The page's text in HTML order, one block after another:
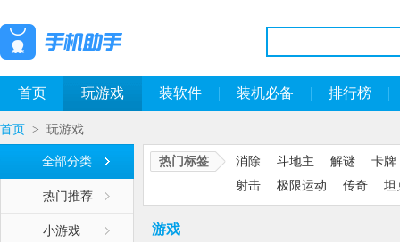
首页 玩游戏 装软件 装机必备 排行榜
首页 > 玩游戏
全部分类
热门推荐
小游戏
热门标签 消除 斗地主 解谜
卡牌
射击
极限运动 传奇 坦
游戏